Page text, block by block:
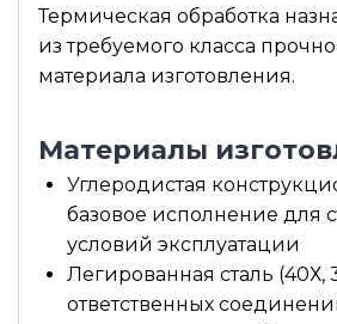
Термическая обработка
из требуемого класса
материала изготовления.
Материалы
Углеродистая
базовое исполнение для
условий эксплуатации
Легированная сталь
ответственных